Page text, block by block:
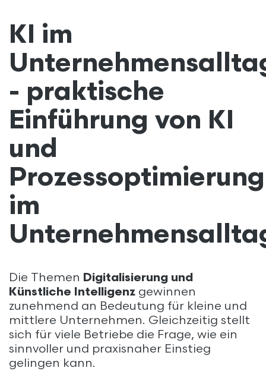
KI im
- praktische
Einführung von KI
und
Prozessoptimierung
im
Die Themen Digitalisierung und
Künstliche Intelligenz gewinnen
zunehmend an Bedeutung für kleine und
mittlere Unternehmen. Gleichzeitig stellt
sich für viele Betriebe die Frage, wie ein
sinnvoller und praxisnaher Einstieg
gelingen kann.